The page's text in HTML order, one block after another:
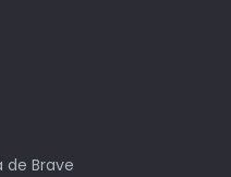
Brave